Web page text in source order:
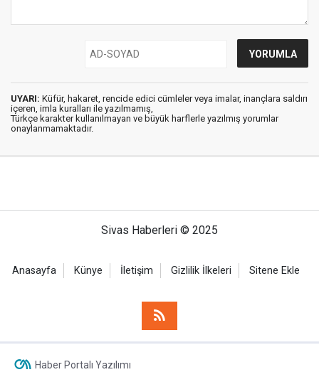
UYARI: Küfür, hakaret, rencide edici cümleler veya imalar, inançlara saldırı
içeren, imla kuralları ile yazılmamış,
Türkçe karakter kullanılmayan ve büyük harflerle yazılmış yorumlar
onaylanmamaktadır.
Sivas Haberleri © 2025
Anasayfa Künye İletişim Gizlilik İlkeleri Sitene Ekle
Haber Portalı Yazılımı